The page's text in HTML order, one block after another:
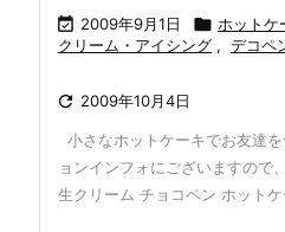
 2009年9月1日  ホットケ
クリーム・アイシング , デコペ
 2009年10月4日
小さなホットケーキでお友達
ョンインフォにございますので
生クリーム チョコペン ホット